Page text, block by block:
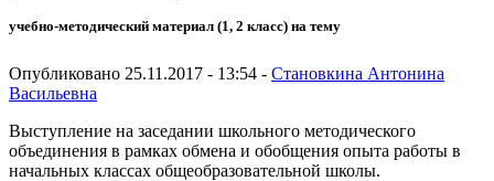
учебно-методический материал (1, 2 класс) на тему
Опубликовано 25.11.2017 - 13:54 - Становкина Антонина
Васильевна
Выступление на заседании школьного методического
объединения в рамках обмена и обобщения опыта работы в
начальных классах общеобразовательной школы.